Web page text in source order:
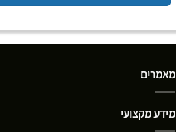
מאמרים
מידע מקצועי